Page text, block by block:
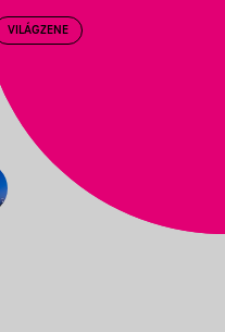
VILÁGZENE